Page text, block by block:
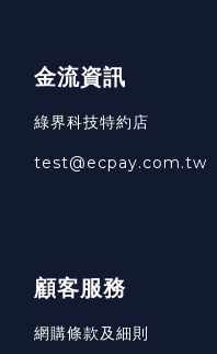
金流資訊
綠界科技特約店
test@ecpay.com.tw
顧客服務
網購條款及細則